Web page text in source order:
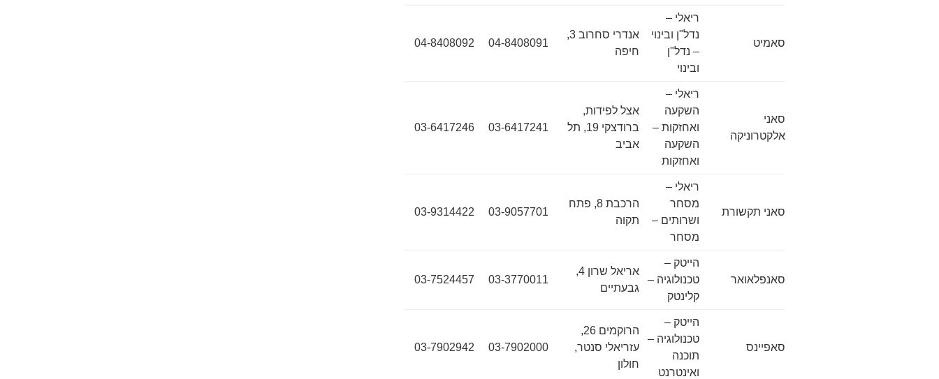
סאמיט
ריאלי –
נדל"ן ובינוי
– נדל"ן
ובינוי
אנדרי סחרוב 3,
חיפה
04-8408091
04-8408092
סאני
אלקטרוניקה
ריאלי –
השקעה
ואחזקות –
השקעה
ואחזקות
אצל לפידות,
ברודצקי 19, תל
אביב
03-6417241
03-6417246
סאני תקשורת
ריאלי –
מסחר
ושרותים –
מסחר
הרכבת 8, פתח
תקוה
03-9057701
03-9314422
סאנפלאואר
הייטק –
טכנולוגיה –
קלינטק
אריאל שרון 4,
גבעתיים
03-3770011
03-7524457
סאפיינס
הייטק –
טכנולוגיה –
תוכנה
ואינטרנט
הרוקמים 26,
עזריאלי סנטר,
חולון
03-7902000
03-7902942